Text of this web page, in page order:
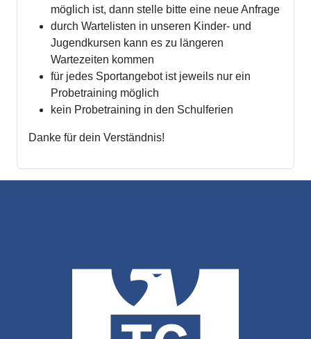
möglich ist, dann stelle bitte eine neue Anfrage
durch Wartelisten in unseren Kinder- und
Jugendkursen kann es zu längeren
Wartezeiten kommen
für jedes Sportangebot ist jeweils nur ein
Probetraining möglich
kein Probetraining in den Schulferien
Danke für dein Verständnis!